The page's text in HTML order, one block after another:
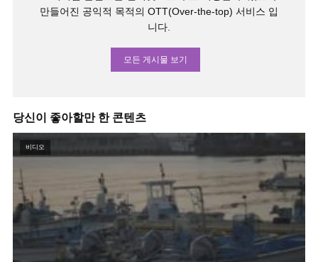
만들어진 공익적 목적의 OTT(Over-the-top) 서비스 입
니다.
모든 게시물 보기
당신이 좋아할만 한 콘텐츠
비디오